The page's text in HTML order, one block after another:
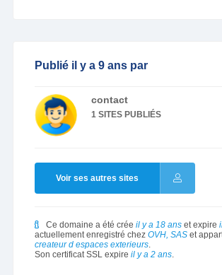
Publié il y a 9 ans par
contact
1 SITES PUBLIÉS
Voir ses autres sites
Ce domaine a été crée il y a 18 anset expire
actuellement enregistré chez OVH, SASet
createur d espaces exterieurs.
Son certificat SSL expire il y a 2 ans.